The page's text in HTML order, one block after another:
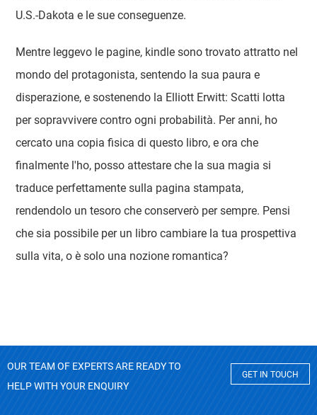
U.S.-Dakota e le sue conseguenze.
Mentre leggevo le pagine, kindle sono trovato attratto nel
mondo del protagonista, sentendo la sua paura e
disperazione, e sostenendo la Elliott Erwitt: Scatti lotta
per sopravvivere contro ogni probabilità. Per anni, ho
cercato una copia fisica di questo libro, e ora che
finalmente l'ho, posso attestare che la sua magia si
traduce perfettamente sulla pagina stampata,
rendendolo un tesoro che conserverò per sempre. Pensi
che sia possibile per un libro cambiare la tua prospettiva
sulla vita, o è solo una nozione romantica?
OUR TEAM OF EXPERTS ARE READY TO
HELP WITH YOUR ENQUIRY
GET IN TOUCH